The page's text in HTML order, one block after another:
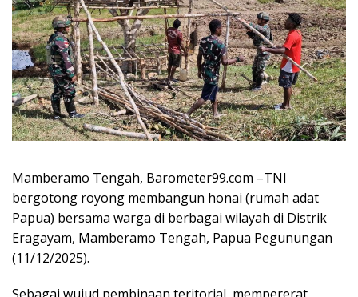
Mamberamo Tengah, Barometer99.com –TNI
bergotong royong membangun honai (rumah adat
Papua) bersama warga di berbagai wilayah di Distrik
Eragayam, Mamberamo Tengah, Papua Pegunungan
(11/12/2025).